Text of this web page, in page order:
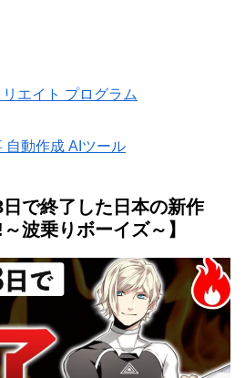
エイト プログラム
動作成 AIツール
で終了した日本の新作
波乗りボーイズ～】